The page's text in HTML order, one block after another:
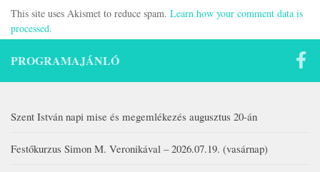
This site uses Akismet to reduce spam. Learn how your comment data is
processed.
PROGRAMAJÁNLÓ
Szent István napi mise és megemlékezés augusztus 20-án
Festőkurzus Simon M. Veronikával – 2026.07.19. (vasárnap)